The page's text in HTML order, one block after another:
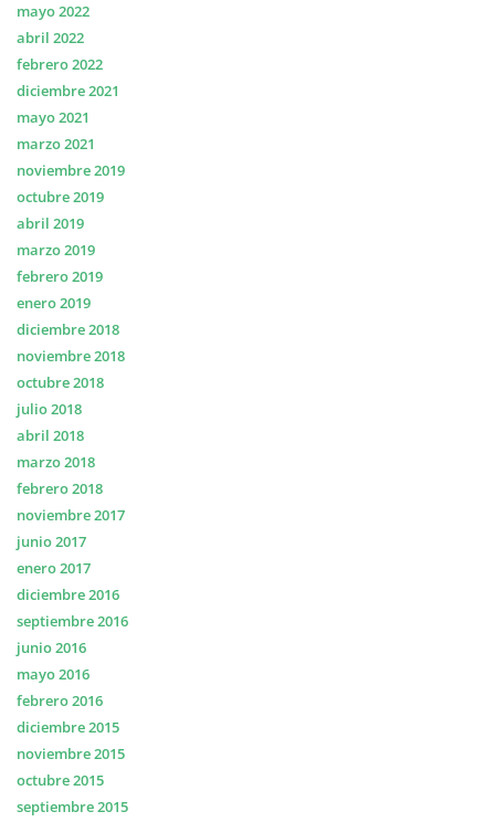
mayo 2022
abril 2022
febrero 2022
diciembre 2021
mayo 2021
marzo 2021
noviembre 2019
octubre 2019
abril 2019
marzo 2019
febrero 2019
enero 2019
diciembre 2018
noviembre 2018
octubre 2018
julio 2018
abril 2018
marzo 2018
febrero 2018
noviembre 2017
junio 2017
enero 2017
diciembre 2016
septiembre 2016
junio 2016
mayo 2016
febrero 2016
diciembre 2015
noviembre 2015
octubre 2015
septiembre 2015